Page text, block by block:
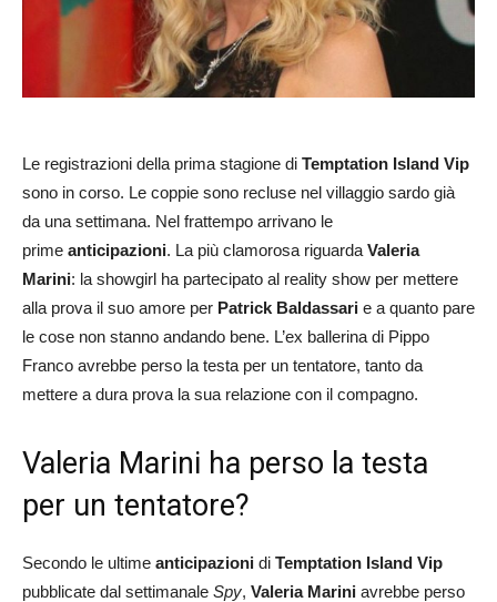
Le registrazioni della prima stagione di Temptation Island Vip
sono in corso. Le coppie sono recluse nel villaggio sardo già
da una settimana. Nel frattempo arrivano le
prime anticipazioni. La più clamorosa riguarda Valeria
Marini: la showgirl ha partecipato al reality show per mettere
alla prova il suo amore per Patrick Baldassari e a quanto pare
le cose non stanno andando bene. L’ex ballerina di Pippo
Franco avrebbe perso la testa per un tentatore, tanto da
mettere a dura prova la sua relazione con il compagno.
Valeria Marini ha perso la testa
per un tentatore?
Secondo le ultime anticipazioni di Temptation Island Vip
pubblicate dal settimanale Spy, Valeria Marini avrebbe perso